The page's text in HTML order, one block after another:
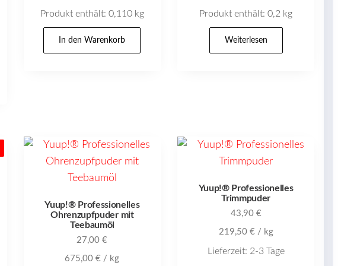
Produkt enthält: 0,110 kg
In den Warenkorb
Produkt enthält: 0,2 kg
Weiterlesen
Yuup!® Professionelles
Ohrenzupfpuder mit
Teebaumöl
27,00€
675,00€ / kg
Yuup!® Professionelles
Trimmpuder
43,90 €
219,50 €/ kg
Lieferzeit: 2-3 Tage